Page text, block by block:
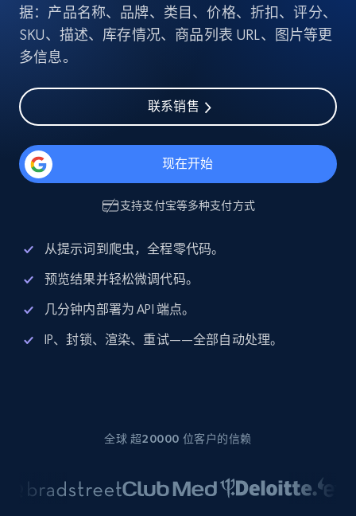
据：产品名称、品牌、类目、价格、折扣、评分、
SKU、描述、库存情况、商品列表 URL、图片等更
多信息。
联系销售
现在开始
支持支付宝等多种支付方式
从提示词到爬虫，全程零代码。
预览结果并轻松微调代码。
几分钟内部署为 API 端点。
IP、封锁、渲染、重试——全部自动处理。
全球 超20000 位客户的信赖